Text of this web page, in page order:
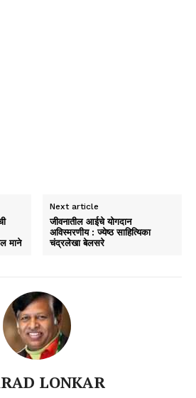
माने
Next article
जीवनातील आईचे योगदान
अविस्मरणीय : ज्येष्ठ साहित्यिका
चंद्रलेखा बेलसरे
LONKAR